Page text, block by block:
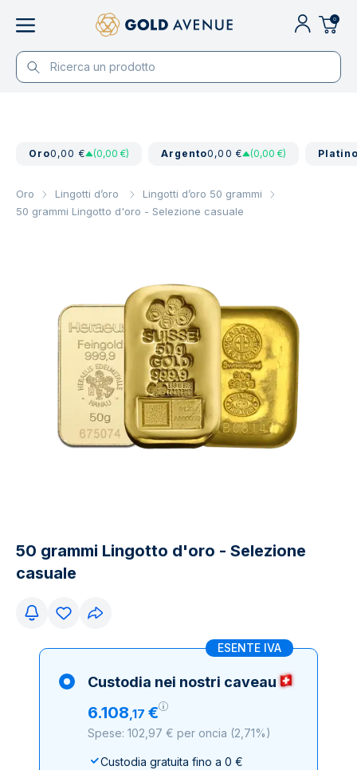
0
Oro0,00 € (0,00 €) Argento0,00 € (0,00 €)
Oro Lingotti d’oro
Lingotti d’oro 50 grammi
50 grammi Lingotto d'oro - Selezione casuale
50 grammi Lingotto d'oro - Selezione
casuale
ESENTE IVA
Custodia nei nostri caveau
6.108,17 €
Spese: 102,97 € per oncia (2,71%)
Custodia gratuita fino a 0 €